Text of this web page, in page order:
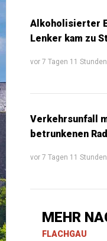
Alkoholisierter
Lenker kam zu
vor 7 Tagen 11 Stunden
Verkehrsunfall
betrunkenen
vor 7 Tagen 11 Stunden
MEHR
FLACHGAU